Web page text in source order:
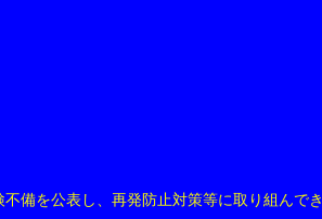
備を公表し、再発防止対策等に取り組んでき